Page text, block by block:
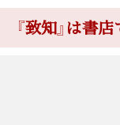
『致知』は書